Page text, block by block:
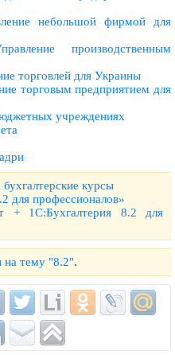
небольшой фирмой для
производственным
торговлей для Украины
торговым предприятием для
учреждениях
курсы
для профессионалов»
+ 1С:Бухгалтерия 8.2 для
на тему "8.2".